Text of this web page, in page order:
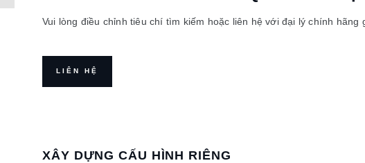
Vui lòng điều chỉnh tiêu chí tìm kiếm hoặc liên hệ với đại lý chính hãng
LIÊN HỆ
XÂY DỰNG CẤU HÌNH RIÊNG